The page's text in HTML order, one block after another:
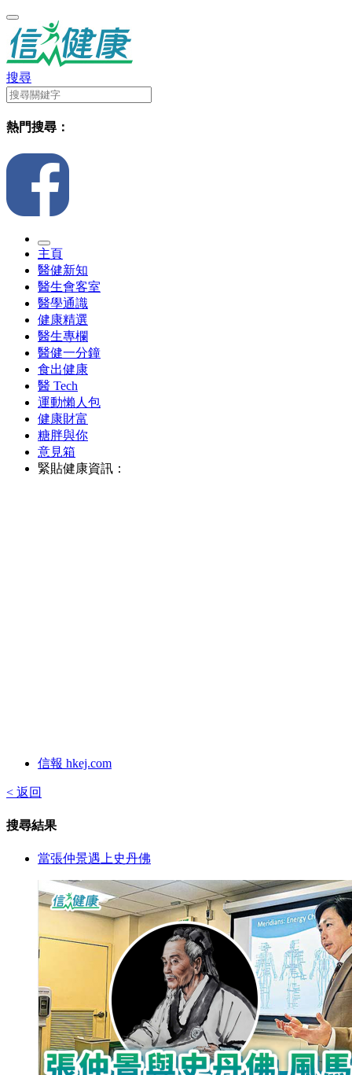
搜尋
熱門搜尋：
主頁
醫健新知
醫生會客室
醫學通識
健康精選
醫生專欄
醫健一分鐘
食出健康
醫 Tech
運動懶人包
健康財富
糖胖與你
意見箱
緊貼健康資訊：
信報 hkej.com
< 返回
搜尋結果
當張仲景遇上史丹佛